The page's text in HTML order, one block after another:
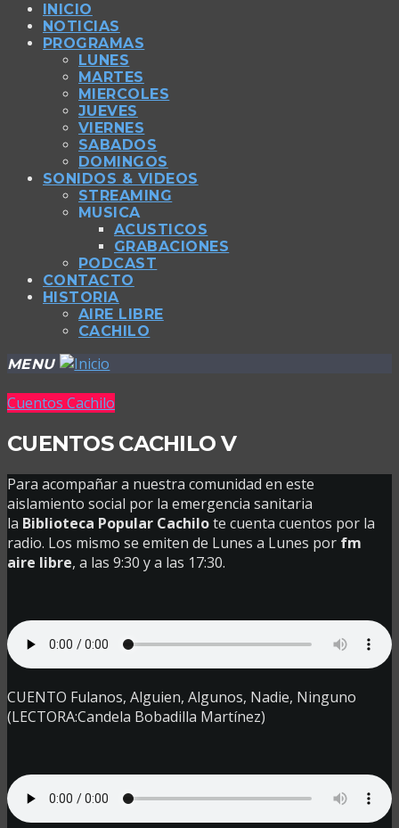
INICIO
NOTICIAS
PROGRAMAS
LUNES
MARTES
MIERCOLES
JUEVES
VIERNES
SABADOS
DOMINGOS
SONIDOS & VIDEOS
STREAMING
MUSICA
ACUSTICOS
GRABACIONES
PODCAST
CONTACTO
HISTORIA
AIRE LIBRE
CACHILO
MENU
Cuentos Cachilo
CUENTOS CACHILO V
Para acompañar a nuestra comunidad en este
aislamiento social por la emergencia sanitaria
la Biblioteca Popular Cachilote cuenta cuentos por la
radio. Los mismo se emiten de Lunes a Lunes por fm
aire libre, a las 9:30 y a las 17:30.
CUENTO Fulanos, Alguien, Algunos, Nadie, Ninguno
(LECTORA:Candela Bobadilla Martínez)